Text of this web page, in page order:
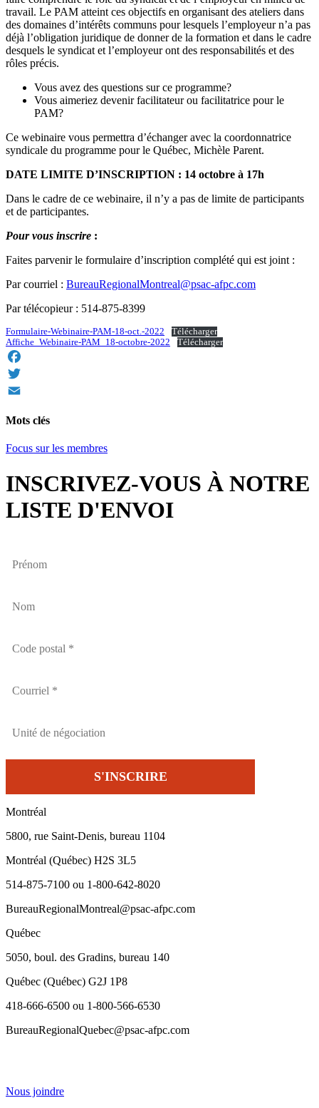
travail. Le PAM atteint ces objectifs en organisant des ateliers dans
des domaines d’intérêts communs pour lesquels l’employeur n’a pas
déjà l’obligation juridique de donner de la formation et dans le cadre
desquels le syndicat et l’employeur ont des responsabilités et des
rôles précis.
Vous avez des questions sur ce programme?
Vous aimeriez devenir facilitateur ou facilitatrice pour le
PAM?
Ce webinaire vous permettra d’échanger avec la coordonnatrice
syndicale du programme pour le Québec, Michèle Parent.
DATE LIMITE D’INSCRIPTION : 14 octobre à 17h
Dans le cadre de ce webinaire, il n’y a pas de limite de participants
et de participantes.
Pour vous inscrire :
Faites parvenir le formulaire d’inscription complété qui est joint :
Par courriel : BureauRegionalMontreal@psac-afpc.com
Par télécopieur : 514-875-8399
Formulaire-Webinaire-PAM-18-oct.-2022
Télécharger
Affiche_Webinaire-PAM_18-octobre-2022
Télécharger
Facebook
Twitter
Mots clés
Focus sur les membres
INSCRIVEZ-VOUS À NOTRE
LISTE D'ENVOI
Montréal
5800, rue Saint-Denis, bureau 1104
Montréal (Québec) H2S 3L5
514-875-7100 ou 1-800-642-8020
BureauRegionalMontreal@psac-afpc.com
Québec
5050, boul. des Gradins, bureau 140
Québec (Québec) G2J 1P8
418-666-6500 ou 1-800-566-6530
BureauRegionalQuebec@psac-afpc.com
Nous joindre